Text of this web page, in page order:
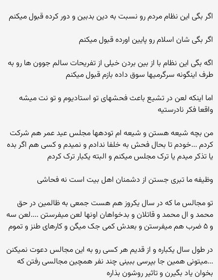
اگر بگی این نظام مردم رو نسبت به دین بدبین و دور کرده قبول میکنم
اگر بگی شان اسلام رو پایین اورده قبول میکنم
اگه بگی این نظام با از بین بردن خیلی از تفریحات سالم جوون ها رو به
طرف اینگونه سرگرمیها سوق داده بازم قبول میکنم
اما اینکه لعن در تشیع باعث فحشهای تو استادیوم و تو نت میشه
واقعا فکر نادرستیه
من بچه شیعه هستن و شیعه ام تودهها مجلس عید عمر هم شرکت
کردم ...خودم تا بحال فحش به خلفا ندادم و نمیدم و کسی هم اگر بده
یا تذکر میدم یا ترک مجلس میکنم و البته یکبار ترک کردم
وظیفه ما تبری جستن از دشمنان اهل بیت است نه فحاشی
تو مجالس ما که در سال یکروز هم هست جمعی به ظالمین در حق
محمد و ال محمد و قاتلان و بدخواهان اونها لعن میفرستن ....لعن سه
و ۵ ضرب هم میفرستن و بعدش کمی جک میگن و کارهای طنز و تموم
در طول سال یکباره و از قدیم هر کسی رو به این مجالس دعوت نمیکنن
...میتونی همین جا بپرسی ببینی چند نفر همچین مجالسی رفتن که
بخوان یاد بگیرن و تاثیر روشون بذاره